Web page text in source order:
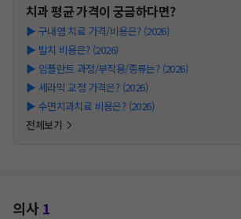
치과평균 가격이 궁금하다면?
▶ 구내염 치료 가격/비용은? (2026)
▶ 발치 비용은? (2026)
▶ 임플란트 과정/부작용/종류는? (2026)
▶ 세라믹 교정 가격은? (2026)
▶ 수면치과치료 비용은? (2026)
전체보기
의사1